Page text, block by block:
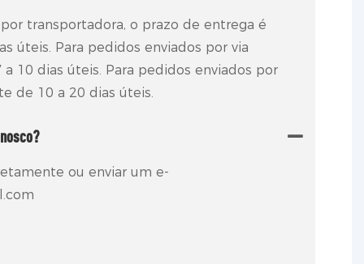
transportadora, o prazo de entrega é
úteis. Para pedidos enviados por via
10 dias úteis. Para pedidos enviados por
de 10 a 20 dias úteis.
ou enviar um e-